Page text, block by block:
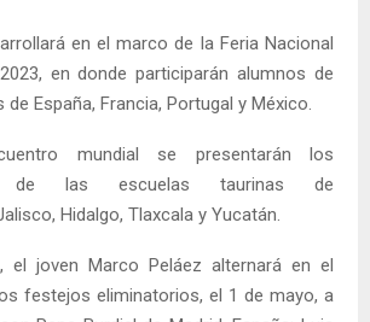
en el marco de la Feria Nacional
en donde participarán alumnos de
España, Francia, Portugal y México.
mundial se presentarán los
de las escuelas taurinas de
Hidalgo, Tlaxcala y Yucatán.
el joven Marco Peláez alternará en el
festejos eliminatorios, el 1 de mayo, a